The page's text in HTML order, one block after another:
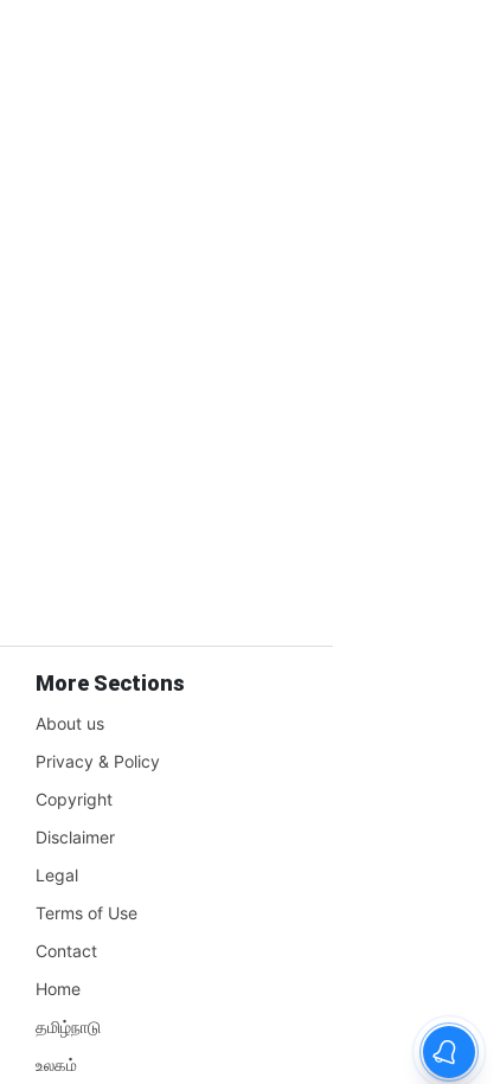
More Sections
About us
Privacy & Policy
Copyright
Disclaimer
Legal
Terms of Use
Contact
Home
தமிழ்நாடு
உலகம்